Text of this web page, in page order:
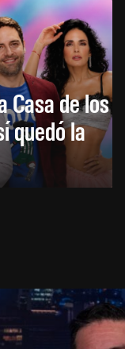
Casa de los
quedó la